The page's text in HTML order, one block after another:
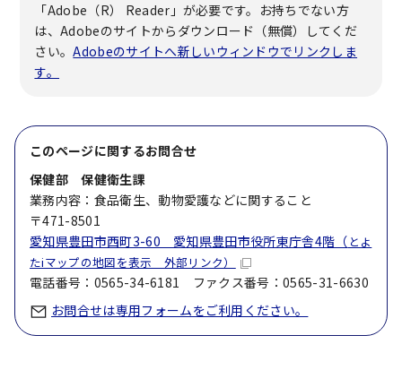
「Adobe（R） Reader」が必要です。お持ちでない方
は、Adobeのサイトからダウンロード（無償）してくだ
さい。Adobeのサイトへ新しいウィンドウでリンクしま
す。
このページに関するお問合せ
保健部 保健衛生課
業務内容：食品衛生、動物愛護などに関すること
〒471-8501
愛知県豊田市西町3-60 愛知県豊田市役所東庁舎4階（ とよ
たiマップの地図を表示 外部リンク）
電話番号：0565-34-6181 ファクス番号：0565-31-6630
お問合せは専用フォームをご利用ください。